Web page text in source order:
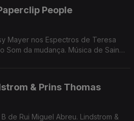
People
Mayer nos Espectros de Teresa
Som da mudança. Música de Saint
& Prins Thomas
de Rui Miguel Abreu. Lindstrom &